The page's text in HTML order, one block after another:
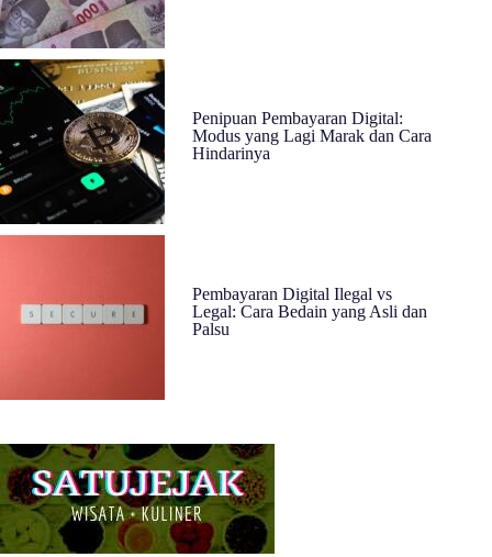
Penipuan Pembayaran Digital:
Modus yang Lagi Marak dan Cara
Hindarinya
Pembayaran Digital Ilegal vs
Legal: Cara Bedain yang Asli dan
Palsu